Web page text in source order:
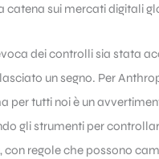
catena sui mercati digitali
dei controlli sia stata
un segno. Per
per tutti noi è un
gli strumenti per
con regole che possono